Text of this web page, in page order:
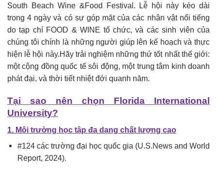
South Beach Wine &Food Festival. Lễ hội này kéo dài
trong 4 ngày và có sự góp mặt của các nhân vật nổi tiếng
do tạp chí FOOD & WINE tổ chức, và các sinh viên của
chúng tôi chính là những người giúp lên kế hoạch và thực
hiện lễ hội này.Hãy trải nghiệm những thứ tốt nhất thế giới:
một cộng đồng quốc tế sôi động, một trung tâm kinh doanh
phát đại, và thời tiết nhiệt đới quanh năm.
Tại sao nên chọn Florida International
University?
1. Môi trường học tập đa dạng chất lượng cao
#124 các trường đại học quốc gia (U.S.News and World
Report, 2024).